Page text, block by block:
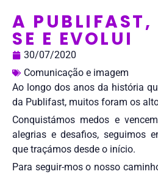
A
SE E EVOLUI
30/07/2020
Comunicação e imagem
Ao longo dos anos da história
da Publifast, muitos foram os
Conquistámos medos e
alegrias e desafios, seguimos
que traçámos desde o início.
Para seguir-mos o nosso